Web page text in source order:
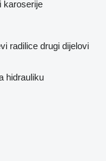
karoserije
radilice drugi dijelovi
hidrauliku